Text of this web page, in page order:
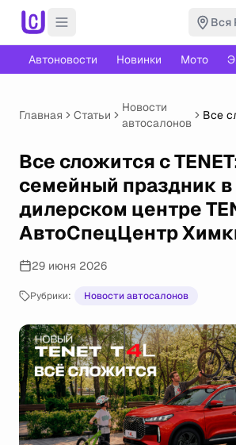
Вся
Автоновости Новинки Мото
Главная Статьи
Новости
автосалонов
Все
Химки
Все сложится с
семейный праздник в
дилерском центре
АвтоСпецЦентр
29 июня 2026
Рубрики: Новости автосалонов